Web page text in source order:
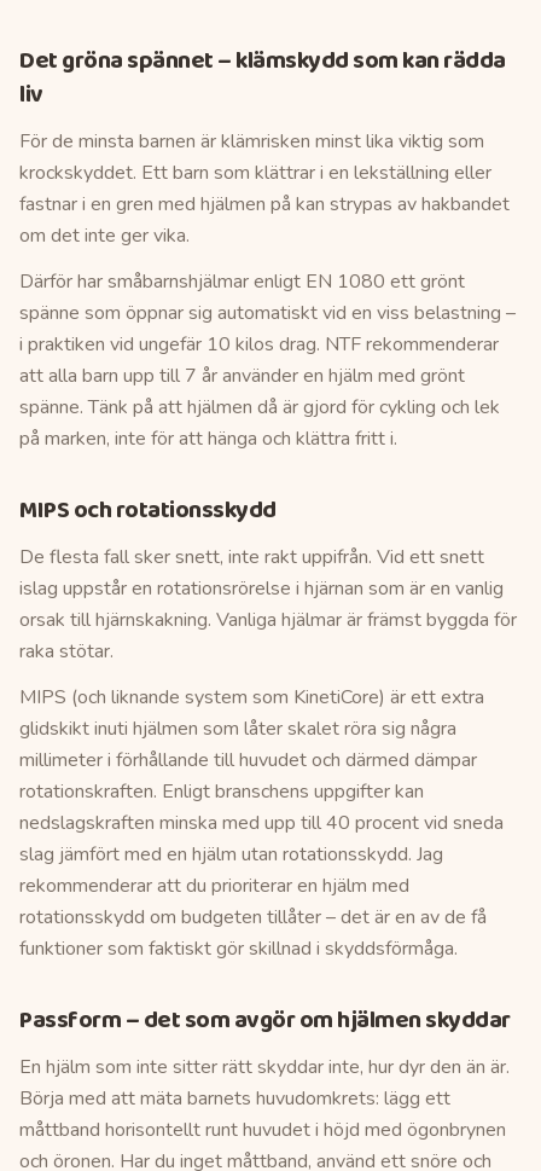
Det gröna spännet – klämskydd som kan rädda
liv
För de minsta barnen är klämrisken minst lika viktig som
krockskyddet. Ett barn som klättrar i en lekställning eller
fastnar i en gren med hjälmen på kan strypas av hakbandet
om det inte ger vika.
Därför har småbarnshjälmar enligt EN 1080 ett grönt
spänne som öppnar sig automatiskt vid en viss belastning –
i praktiken vid ungefär 10 kilos drag. NTF rekommenderar
att alla barn upp till 7 år använder en hjälm med grönt
spänne. Tänk på att hjälmen då är gjord för cykling och lek
på marken, inte för att hänga och klättra fritt i.
MIPS och rotationsskydd
De flesta fall sker snett, inte rakt uppifrån. Vid ett snett
islag uppstår en rotationsrörelse i hjärnan som är en vanlig
orsak till hjärnskakning. Vanliga hjälmar är främst byggda för
raka stötar.
MIPS (och liknande system som KinetiCore) är ett extra
glidskikt inuti hjälmen som låter skalet röra sig några
millimeter i förhållande till huvudet och därmed dämpar
rotationskraften. Enligt branschens uppgifter kan
nedslagskraften minska med upp till 40 procent vid sneda
slag jämfört med en hjälm utan rotationsskydd. Jag
rekommenderar att du prioriterar en hjälm med
rotationsskydd om budgeten tillåter – det är en av de få
funktioner som faktiskt gör skillnad i skyddsförmåga.
Passform – det som avgör om hjälmen skyddar
En hjälm som inte sitter rätt skyddar inte, hur dyr den än är.
Börja med att mäta barnets huvudomkrets: lägg ett
måttband horisontellt runt huvudet i höjd med ögonbrynen
och öronen. Har du inget måttband, använd ett snöre och